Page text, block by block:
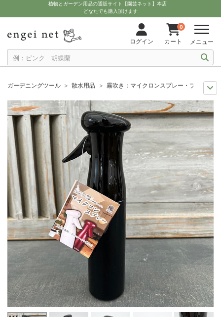
植物とガーデン用品の通販サイト【園芸ネット】本店
どなたでも購入頂けます
ログイン
0
カート メニュー
ガーデニングツール 散水用品
霧吹き：マイクロンスプレー・ブラック
11月中下旬予約
グッズ・資材
霧吹き：マイクロンスプレー・ブラック
12月上中旬予約
グッズ・資材
霧吹き：マイクロンスプレー・ブラック
10月中下旬予約
グッズ・資材 霧吹き：マイクロンスプレー・ブラック